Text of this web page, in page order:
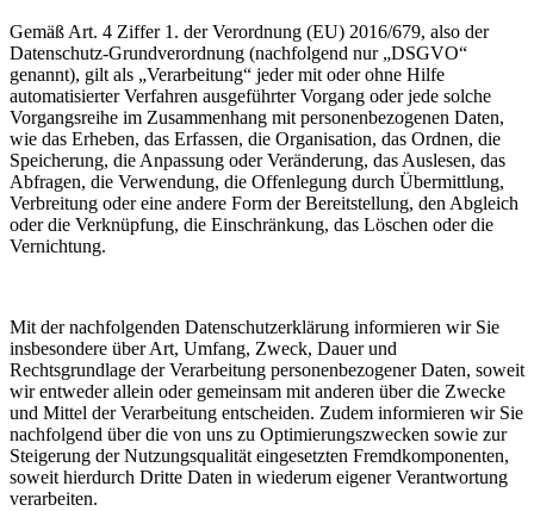
Gemäß Art. 4 Ziffer 1. der Verordnung (EU) 2016/679, also der
Datenschutz-Grundverordnung (nachfolgend nur „DSGVO“
genannt), gilt als „Verarbeitung“ jeder mit oder ohne Hilfe
automatisierter Verfahren ausgeführter Vorgang oder jede solche
Vorgangsreihe im Zusammenhang mit personenbezogenen Daten,
wie das Erheben, das Erfassen, die Organisation, das Ordnen, die
Speicherung, die Anpassung oder Veränderung, das Auslesen, das
Abfragen, die Verwendung, die Offenlegung durch Übermittlung,
Verbreitung oder eine andere Form der Bereitstellung, den Abgleich
oder die Verknüpfung, die Einschränkung, das Löschen oder die
Vernichtung.
Mit der nachfolgenden Datenschutzerklärung informieren wir Sie
insbesondere über Art, Umfang, Zweck, Dauer und
Rechtsgrundlage der Verarbeitung personenbezogener Daten, soweit
wir entweder allein oder gemeinsam mit anderen über die Zwecke
und Mittel der Verarbeitung entscheiden. Zudem informieren wir Sie
nachfolgend über die von uns zu Optimierungszwecken sowie zur
Steigerung der Nutzungsqualität eingesetzten Fremdkomponenten,
soweit hierdurch Dritte Daten in wiederum eigener Verantwortung
verarbeiten.